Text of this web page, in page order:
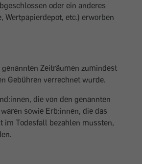
oder ein anderes
Wertpapierdepot, etc.) erworben
Zeiträumen zumindest
Gebühren verrechnet wurde.
die von den genannten
sowie Erb:innen, die das
im Todesfall bezahlen mussten,